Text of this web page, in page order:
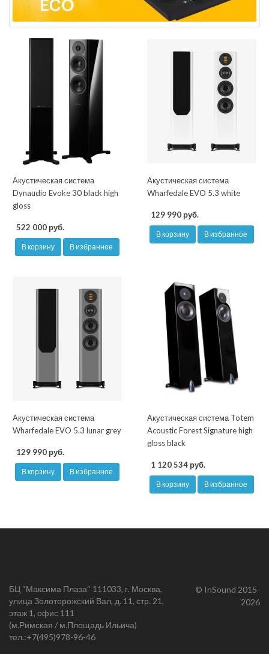
Акустическая система
Dynaudio Evoke 30 black high
gloss
522 000 руб.
В корзину В избранное
Акустическая система
Wharfedale EVO 5.3 white
129 990 руб.
В корзину В избранное
Акустическая система
Wharfedale EVO 5.3 lunar grey
129 990 руб.
В корзину В избранное
Акустическая система Totem
Acoustic Forest Signature high
gloss black
1 120 534 руб.
В корзину В избранное
БЦ “Максима Плаза“ 111033, г. Москва,
улица Золоторожский Вал, д. 11, стр. 21,
этаж 1, офис 111
(м.Римская / м.Площадь Ильича)
тел.:+7(495)978-96-46
© InSound 2015-
2026